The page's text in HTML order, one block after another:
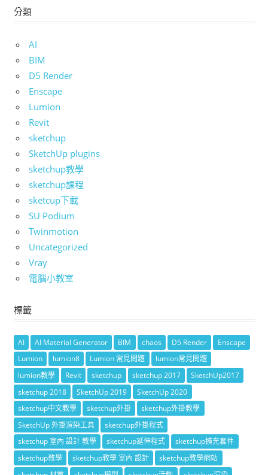
分類
AI
BIM
D5 Render
Enscape
Lumion
Revit
sketchup
SketchUp plugins
sketchup教學
sketchup課程
sketcup下載
SU Podium
Twinmotion
Uncategorized
Vray
電腦小教室
標籤
AI AI Material Generator BIM chaos D5 Render
Enscape
Lumion
lumion8 Lumion 常見問題
lumion常見問題
lumion教學
Revit sketchup sketchup 2017
SketchUp2017
sketchup 2018
SketchUp 2019
SketchUp 2020
sketchup中文教學
sketchup外掛
sketchup外掛教學
SketchUp 外掛渲染工具
sketchup外掛程式
sketchup 室內 設計 教學
sketchup延伸程式
sketchup擴充套件
sketchup教學
sketchup教學 室內 設計
sketchup教學網站